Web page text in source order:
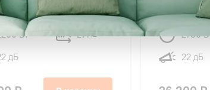
Вт 21 м2
дБ
2780
22 дБ